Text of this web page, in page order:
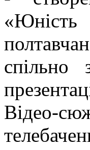
спільно
Відео-